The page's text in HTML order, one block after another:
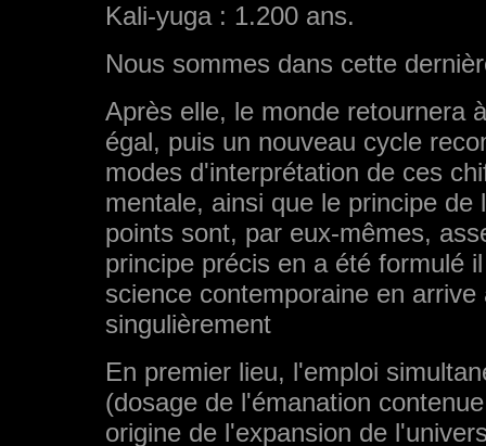
Kali-yuga : 1.200 ans.
Nous sommes dans cette
Après elle, le monde retournera
égal, puis un nouveau cycle
modes d'interprétation de ces
mentale, ainsi que le principe
points sont, par eux-mêmes,
principe précis en a été formulé
science contemporaine en
singulièrement
En premier lieu, l'emploi
(dosage de l'émanation
origine de l'expansion de